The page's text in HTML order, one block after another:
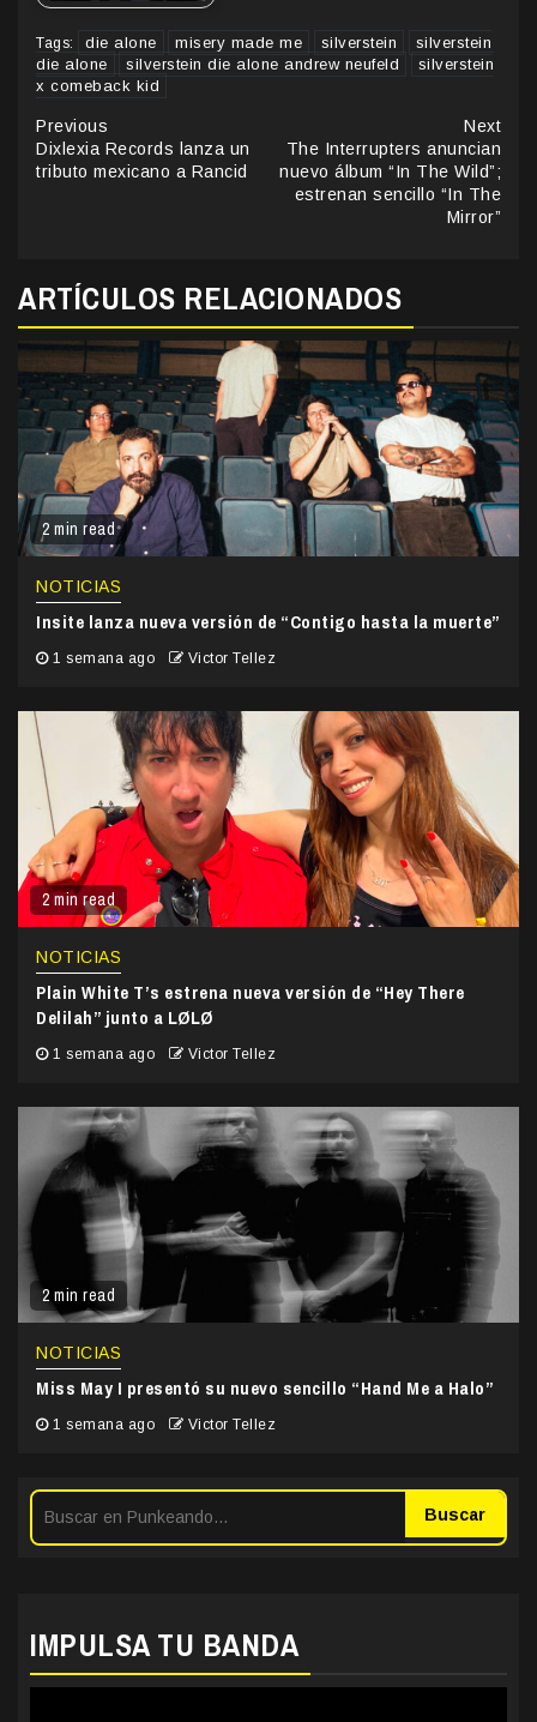
Tags: die alone misery made me silverstein
silverstein
die alone
silverstein die alone andrew neufeld
silverstein
x comeback kid
Continue
Reading
Previous
Dixlexia Records lanza un
tributo mexicano a Rancid
Next
The Interrupters anuncian
nuevo álbum “In The Wild”;
estrenan sencillo “In The
Mirror”
ARTÍCULOS RELACIONADOS
2 min read
NOTICIAS
Insite lanza nueva versión de “Contigo hasta la muerte”
1 semana ago Victor Tellez
2 min read
NOTICIAS
Plain White T’s estrena nueva versión de “Hey There
Delilah” junto a LØLØ
1 semana ago Victor Tellez
2 min read
NOTICIAS
Miss May I presentó su nuevo sencillo “Hand Me a Halo”
1 semana ago Victor Tellez
Buscar
IMPULSA TU BANDA